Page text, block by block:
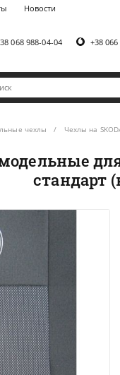
Новости
068 988-04-04 +38
чехлы Чехлы на
стандарт